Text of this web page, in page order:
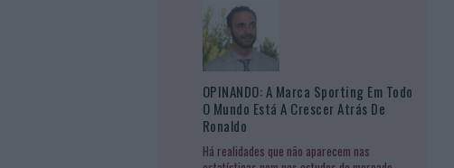
OPINANDO: A Marca Sporting Em Todo
O Mundo Está A Crescer Atrás De
Ronaldo
Há realidades que não aparecem nas